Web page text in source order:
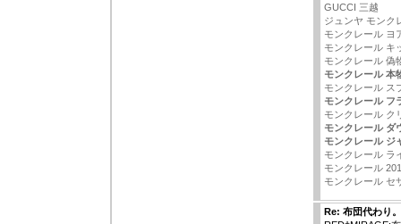
GUCCI 三越
ジュンヤ モンク
モンクレール ヨ
モンクレール キ
モンクレール 偽
モンクレール 本
モンクレール ス
モンクレール フ
モンクレール ク
モンクレール ダ
モンクレール ジ
モンクレール ラ
モンクレール
モンクレール セ
Re: 布団代わり。